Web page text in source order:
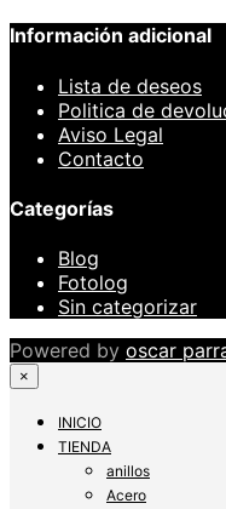
Información adicional
Lista de deseos
Politica de
Aviso Legal
Contacto
Categorías
Blog
Fotolog
Sin categorizar
Powered by oscar
×
INICIO
TIENDA
anillos
Acero